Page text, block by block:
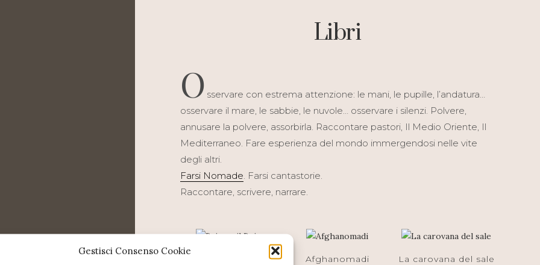
Gestisci Consenso Cookie
Libri
O sservare con estrema attenzione: le mani, le pupille, l’andatura…
osservare il mare, le sabbie, le nuvole… osservare i silenzi. Polvere,
annusare la polvere, assorbirla. Raccontare pastori, Il Medio Oriente, Il
Mediterraneo. Fare esperienza del mondo immergendosi nelle vite
degli altri.
Farsi Nomade. Farsi cantastorie.
Raccontare, scrivere, narrare.
Afghanomadi La carovana del sale